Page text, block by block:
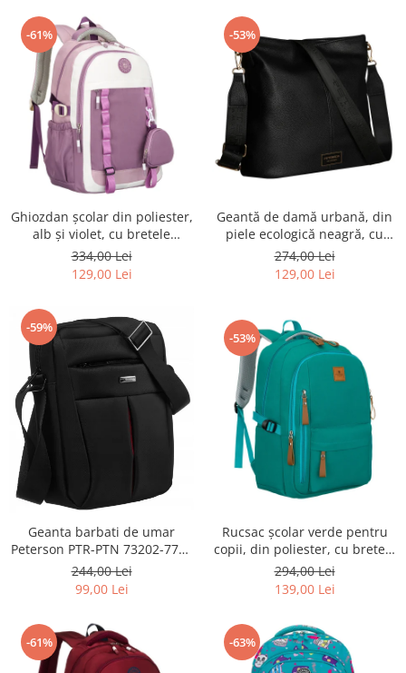
-61%
Ghiozdan școlar din poliester,
alb și violet, cu bretele
reglabile - Peterson PTR-PTN
8603-1303 PURPLE
334,00 Lei
129,00 Lei
-53%
Geantă de damă urbană, din
piele ecologică neagră, cu
curea reglabilă - Peterson
PTR-PTN JK6-06-6642
274,00 Lei
129,00 Lei
-59%
Geanta barbati de umar
Peterson PTR-PTN 73202-7738
BL
244,00 Lei
99,00 Lei
-53%
Rucsac școlar verde pentru
copii, din poliester, cu bretele
reglabile - Peterson PTR-PTN
BHX-01-9259 Gree
294,00 Lei
139,00 Lei
-61% -63%